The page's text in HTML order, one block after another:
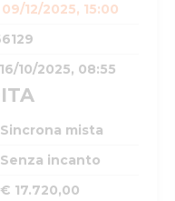
12/2025, 15:00
10/2025, 08:55
Sincrona mista
Senza incanto
€ 17.720,00